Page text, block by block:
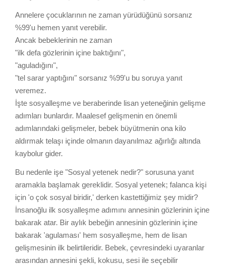
Annelere çocuklarının ne zaman yürüdüğünü sorsanız
%99'u hemen yanıt verebilir.
Ancak bebeklerinin ne zaman
"ilk defa gözlerinin içine baktığını",
"aguladığını",
"tel sarar yaptığını" sorsanız %99'u bu soruya yanıt
veremez.
İşte sosyalleşme ve beraberinde lisan yeteneğinin gelişme
adımları bunlardır. Maalesef gelişmenin en önemli
adımlarındaki gelişmeler, bebek büyütmenin ona kilo
aldırmak telaşı içinde olmanın dayanılmaz ağırlığı altında
kaybolur gider.
Bu nedenle işe "Sosyal yetenek nedir?" sorusuna yanıt
aramakla başlamak gereklidir. Sosyal yetenek; falanca kişi
için 'o çok sosyal biridir,' derken kastettiğimiz şey midir?
İnsanoğlu ilk sosyalleşme adımını annesinin gözlerinin içine
bakarak atar. Bir aylık bebeğin annesinin gözlerinin içine
bakarak 'agulaması' hem sosyalleşme, hem de lisan
gelişmesinin ilk belirtileridir. Bebek, çevresindeki uyaranlar
arasından annesini şekli, kokusu, sesi ile seçebilir